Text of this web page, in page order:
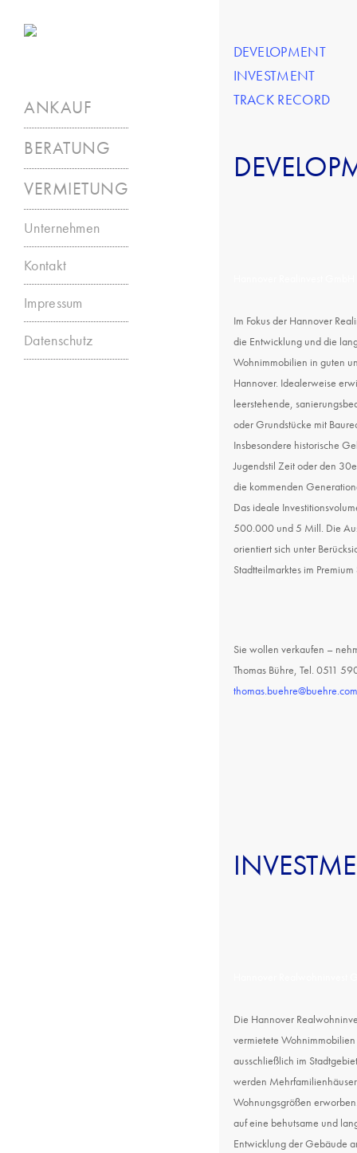
ANKAUF
BERATUNG
VERMIETUNG
Unternehmen
Kontakt
Impressum
Datenschutz
DEVELOPMENT
INVESTMENT
TRACK RECORD
Im Fokus der Hannover
die Entwicklung und die
Wohnimmobilien in guten
Hannover. Idealerweise
leerstehende,
oder Grundstücke mit
Insbesondere historische
Jugendstil Zeit oder den
die kommenden
Das ideale
500.000 und 5 Mill. Die
orientiert sich unter
Stadtteilmarktes im
Sie wollen verkaufen –
Thomas Bühre, Tel. 0511
thomas.buehre@buehre.com
Die Hannover
vermietete
ausschließlich im
werden
Wohnungsgrößen
auf eine behutsame und
Entwicklung der Gebäude